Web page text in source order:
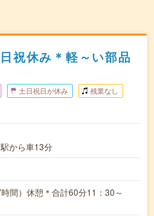
祝休み＊軽～い部品
土日祝日が休み 残業なし
から車13分
間）休憩＊合計60分11：30～